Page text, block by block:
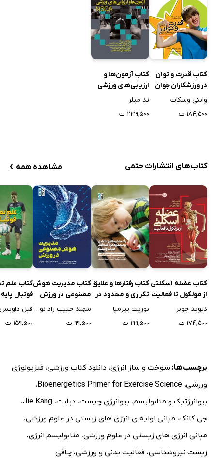
کتاب قدرت و توان
در ورزشکاران جوان
واینی وسکات
۱۸۴,۵۰۰ ت
کتاب آزمون‌ها و
ارزیابی‌های ورزشی
NSCA
تد میلر
۲۳۹,۵۰۰ ت
کتاب‌های انتشارات حتمی مشاهده همه ›
کتاب عضله اسکلتی
از مولکول تا فعالیت
دیوید جونز
۱۷۴,۵۰۰ ت
کتاب رفتارها و علایق
تکراری و محدود در
اختلالات طیف
نوریت ییرمیا
۱۹۹,۵۰۰ ت
کتاب مدیریت هوش
مصنوعی در ورزش
سهند حبیب زاد نوحیان
۹۹,۵۰۰ ت
کتاب علم
فوتبال پایه
فیل داویس
۱۵۹,۵۰۰ ت
برچسب‌ها: سوخت و ساز انرژی، دانلود کتاب ورزشی، فیزیولوژی
ورزشی، Bioenergetics Primer for Exercise Science،
بیوانرژتیک و متابولیسم، بیوانرژی چیست، دیابت، Jie Kang،
جی کانک، مبانی اولیه ی انرژی های زیستی در علوم ورزشی،
مبانی انرژی های زیستی در علوم ورزشی، متابولیسم انرژی،
زیست نیروشناسی، فعالیت بدنی و ورزشی، چاقی